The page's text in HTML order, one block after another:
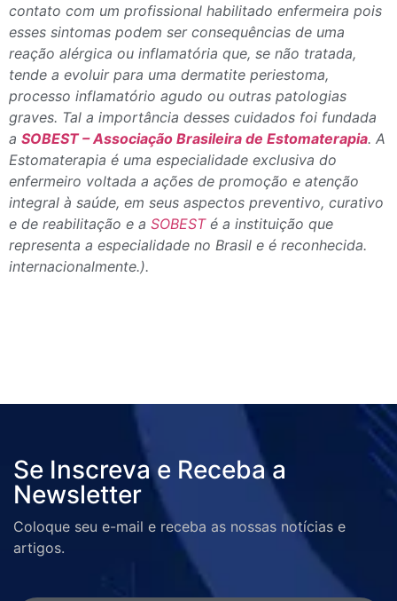
contato com um profissional habilitado enfermeira pois
esses sintomas podem ser consequências de uma
reação alérgica ou inflamatória que, se não tratada,
tende a evoluir para uma dermatite periestoma,
processo inflamatório agudo ou outras patologias
graves. Tal a importância desses cuidados foi fundada
a SOBEST – Associação Brasileira de Estomaterapia. A
Estomaterapia é uma especialidade exclusiva do
enfermeiro voltada a ações de promoção e atenção
integral à saúde, em seus aspectos preventivo, curativo
e de reabilitação e a SOBESTé a instituição que
representa a especialidade no Brasil e é reconhecida.
internacionalmente.).
Se Inscreva e Receba a
Newsletter
Coloque seu e-mail e receba as nossas notícias e
artigos.